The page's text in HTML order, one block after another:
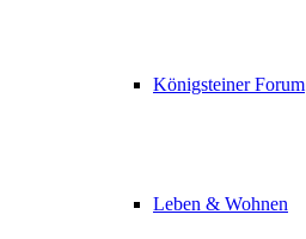
Königsteiner Forum
Leben & Wohnen